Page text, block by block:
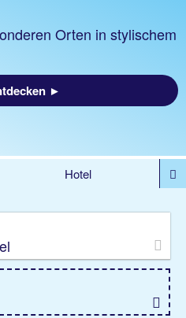
Orten in stylischem
►
Hotel
Privattransfer